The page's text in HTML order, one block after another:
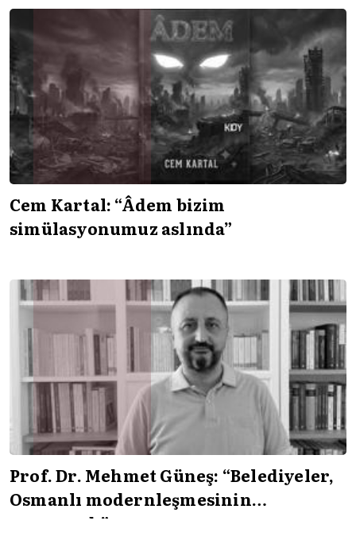
Cem Kartal: “Âdem bizim
simülasyonumuz aslında”
Prof. Dr. Mehmet Güneş: “Belediyeler,
Osmanlı modernleşmesinin
parçasıydı”